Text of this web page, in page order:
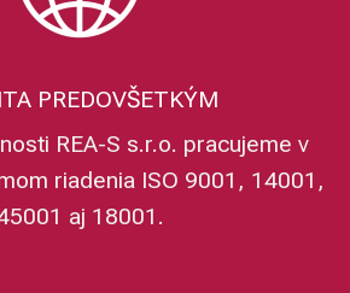
PREDOVŠETKÝM
REA-S s.r.o. pracujeme v
riadenia ISO 9001, 14001,
aj 18001.